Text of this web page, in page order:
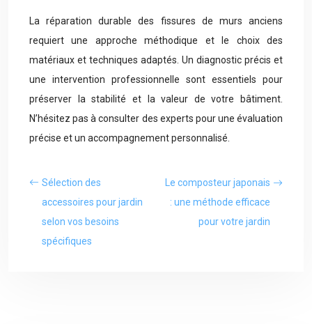
La réparation durable des fissures de murs anciens
requiert une approche méthodique et le choix des
matériaux et techniques adaptés. Un diagnostic précis et
une intervention professionnelle sont essentiels pour
préserver la stabilité et la valeur de votre bâtiment.
N’hésitez pas à consulter des experts pour une évaluation
précise et un accompagnement personnalisé.
Sélection des
accessoires pour jardin
selon vos besoins
spécifiques
Le composteur japonais
: une méthode efficace
pour votre jardin